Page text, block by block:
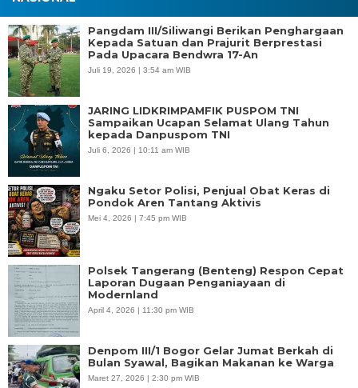
Pangdam III/Siliwangi Berikan Penghargaan
Kepada Satuan dan Prajurit Berprestasi
Pada Upacara Bendwra 17-An
Juli 19, 2026 | 3:54 am WIB
JARING LIDKRIMPAMFIK PUSPOM TNI
Sampaikan Ucapan Selamat Ulang Tahun
kepada Danpuspom TNI
Juli 6, 2026 | 10:11 am WIB
Ngaku Setor Polisi, Penjual Obat Keras di
Pondok Aren Tantang Aktivis
Mei 4, 2026 | 7:45 pm WIB
Polsek Tangerang (Benteng) Respon Cepat
Laporan Dugaan Penganiayaan di
Modernland
April 4, 2026 | 11:30 pm WIB
Denpom III/1 Bogor Gelar Jumat Berkah di
Bulan Syawal, Bagikan Makanan ke Warga
Maret 27, 2026 | 2:30 pm WIB